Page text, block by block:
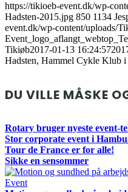
https://tikioeb-event.dk/wp-
Hadsten-2015.jpg 850 1134
event.dk/wp-content/uploads/
Tikiøb2017-01-13 16:24:57
Hadsten, Hammel Cykle Klub i
DU VILLE MÅSKE
Rotary bruger nyeste event-
Stor corporate event i
Tour de France er for alle!
Sikke en sensommer